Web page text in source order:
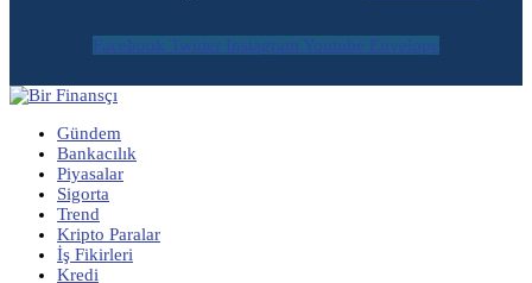
Facebook Twitter Instagram Youtube Envelope
Gündem
Bankacılık
Piyasalar
Sigorta
Trend
Kripto Paralar
İş Fikirleri
Kredi